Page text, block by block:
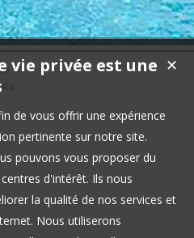
✕
vie privée est une
de vous offrir une expérience
pertinente sur notre site.
pouvons vous proposer du
d'intérêt. Ils nous
la qualité de nos services et
Nous utiliserons